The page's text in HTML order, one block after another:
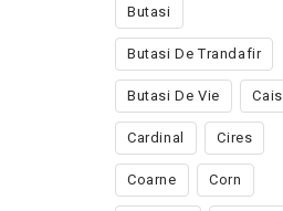
Butasi
Butasi De Trandafir
Butasi De Vie Cais
Cardinal Cires
Coarne Corn